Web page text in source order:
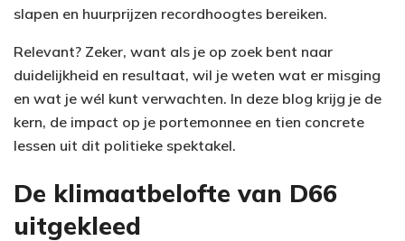
slapen en huurprijzen recordhoogtes bereiken.
Relevant? Zeker, want als je op zoek bent naar
duidelijkheid en resultaat, wil je weten wat er misging
en wat je wél kunt verwachten. In deze blog krijg je de
kern, de impact op je portemonnee en tien concrete
lessen uit dit politieke spektakel.
De klimaatbelofte van D66
uitgekleed